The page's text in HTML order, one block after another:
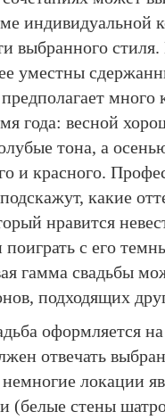
индивидуальной
выбранного
уместны
много
года: весной
тона, а
и красного.
какие
нравится
с его
гамма свадьбы
подходящих
оформляется
отвечать
локации
(белые стены